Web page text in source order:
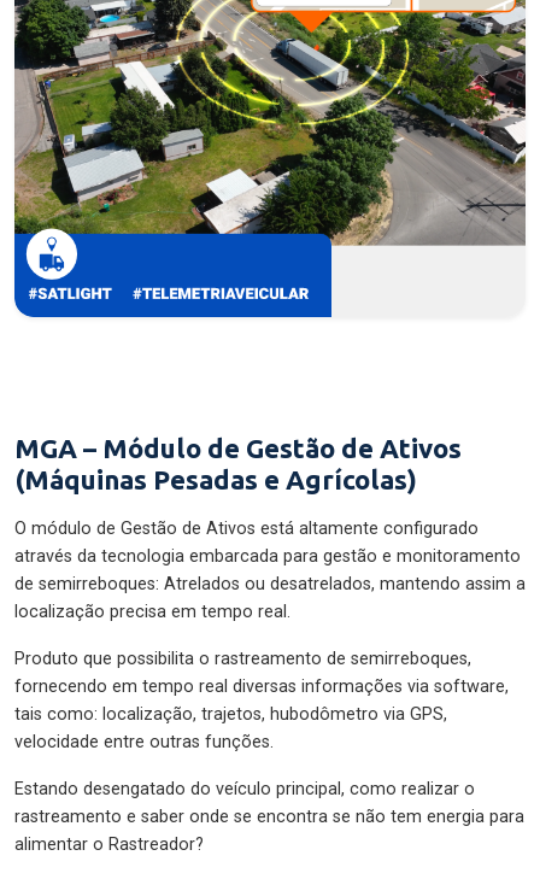
MGA – Módulo de Gestão de Ativos
(Máquinas Pesadas e Agrícolas)
O módulo de Gestão de Ativos está altamente configurado
através da tecnologia embarcada para gestão e monitoramento
de semirreboques: Atrelados ou desatrelados, mantendo assim a
localização precisa em tempo real.
Produto que possibilita o rastreamento de semirreboques,
fornecendo em tempo real diversas informações via software,
tais como: localização, trajetos, hubodômetro via GPS,
velocidade entre outras funções.
Estando desengatado do veículo principal, como realizar o
rastreamento e saber onde se encontra se não tem energia para
alimentar o Rastreador?